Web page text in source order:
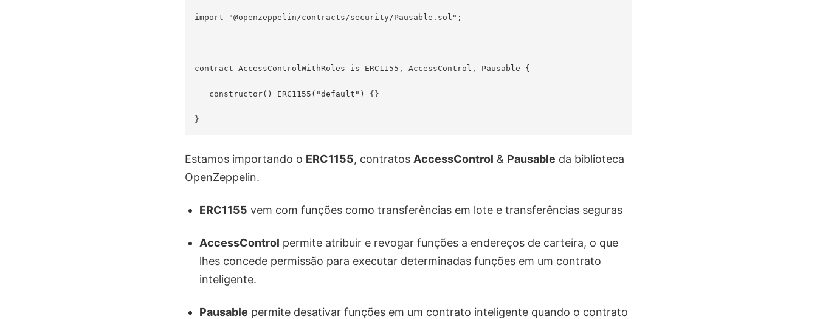
import "@openzeppelin/contracts/security/Pausable.sol";
contract AccessControlWithRoles is ERC1155, AccessControl, Pausable {
constructor() ERC1155("default") {}
Estamos importando o ERC1155, contratos AccessControl & Pausable da biblioteca
OpenZeppelin.
ERC1155 vem com funções como transferências em lote e transferências seguras
AccessControl permite atribuir e revogar funções a endereços de carteira, o que
lhes concede permissão para executar determinadas funções em um contrato
inteligente.
Pausable permite desativar funções em um contrato inteligente quando o contrato